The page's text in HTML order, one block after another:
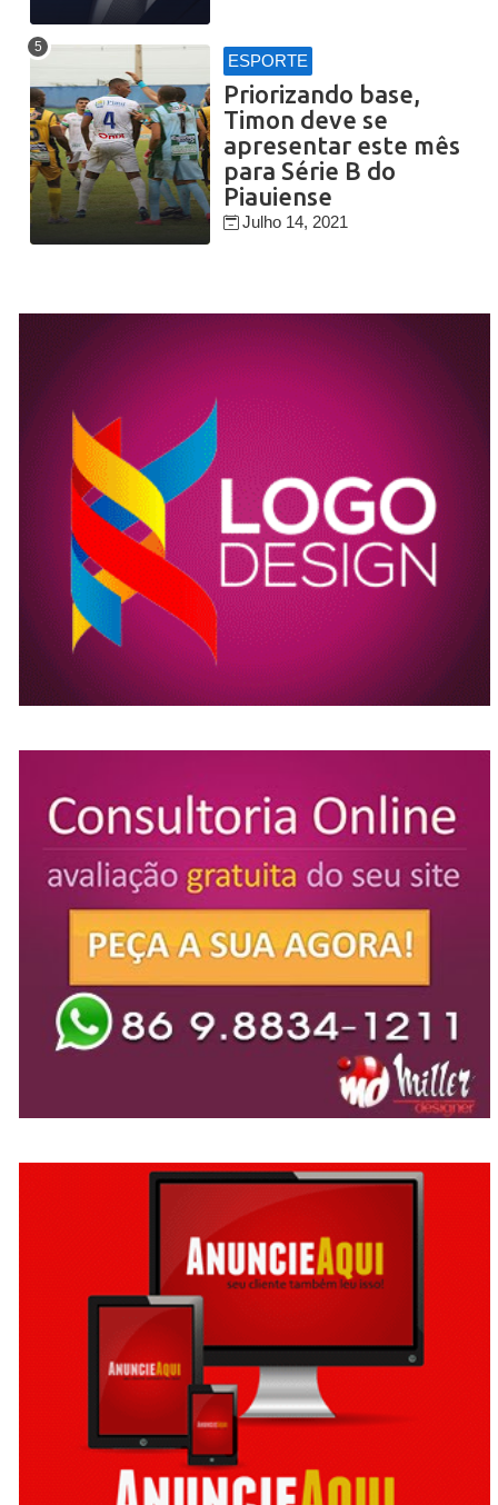
ESPORTE
Priorizando base,
Timon deve se
apresentar este mês
para Série B do
Piauiense
Julho 14, 2021